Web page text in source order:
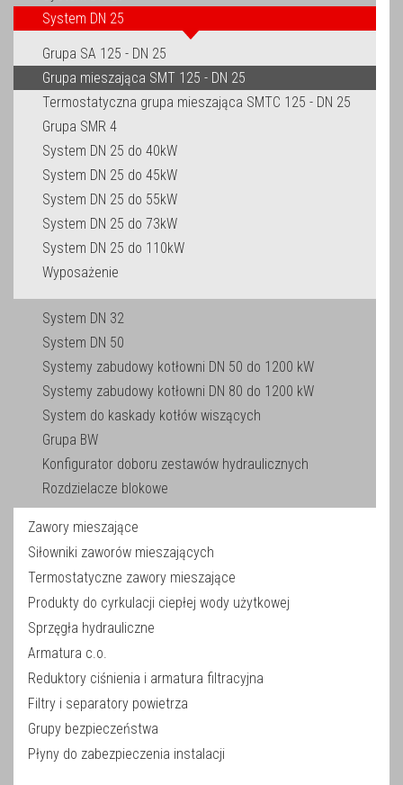
System DN 25
Grupa SA 125 - DN 25
Grupa mieszająca SMT 125 - DN 25
Termostatyczna grupa mieszająca SMTC 125 - DN 25
Grupa SMR 4
System DN 25 do 40kW
System DN 25 do 45kW
System DN 25 do 55kW
System DN 25 do 73kW
System DN 25 do 110kW
Wyposażenie
System DN 32
System DN 50
Systemy zabudowy kotłowni DN 50 do 1200 kW
Systemy zabudowy kotłowni DN 80 do 1200 kW
System do kaskady kotłów wiszących
Grupa BW
Konfigurator doboru zestawów hydraulicznych
Rozdzielacze blokowe
Zawory mieszające
Siłowniki zaworów mieszających
Termostatyczne zawory mieszające
Produkty do cyrkulacji ciepłej wody użytkowej
Sprzęgła hydrauliczne
Armatura c.o.
Reduktory ciśnienia i armatura filtracyjna
Filtry i separatory powietrza
Grupy bezpieczeństwa
Płyny do zabezpieczenia instalacji